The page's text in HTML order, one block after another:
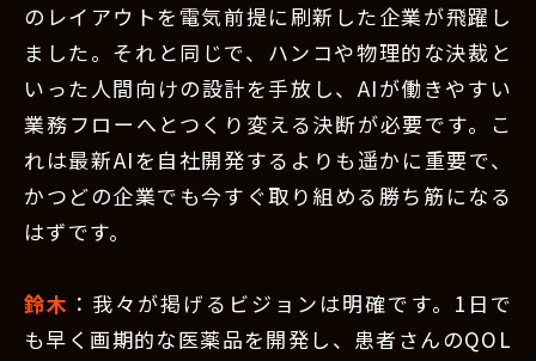
のレイアウトを電気前提に刷新した企業が飛躍し
ました。それと同じで、ハンコや物理的な決裁と
いった人間向けの設計を手放し、AIが働きやすい
業務フローへとつくり変える決断が必要です。こ
れは最新AIを自社開発するよりも遥かに重要で、
かつどの企業でも今すぐ取り組める勝ち筋になる
はずです。
鈴木 ：我々が掲げるビジョンは明確です。1日で
も早く画期的な医薬品を開発し、患者さんのQOL